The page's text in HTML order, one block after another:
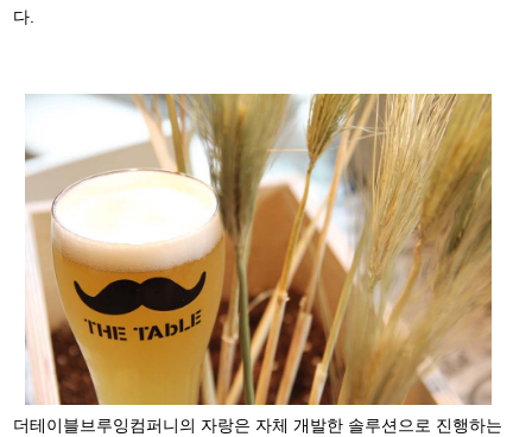
다.
더테이블브루잉컴퍼니의 자랑은 자체 개발한 솔루션으로 진행하는